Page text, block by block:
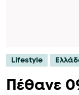
Lifestyle
Πέθανε